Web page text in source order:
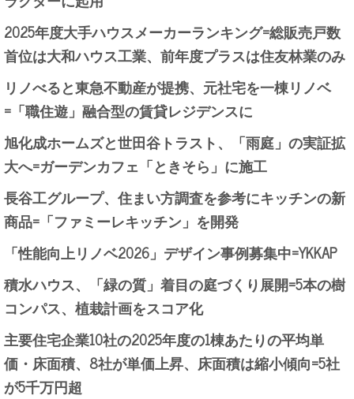
2025年度大手ハウスメーカーランキング=総販売戸数
首位は大和ハウス工業、前年度プラスは住友林業のみ
リノべると東急不動産が提携、元社宅を一棟リノベ
=「職住遊」融合型の賃貸レジデンスに
旭化成ホームズと世田谷トラスト、「雨庭」の実証拡
大へ=ガーデンカフェ「ときそら」に施工
長谷工グループ、住まい方調査を参考にキッチンの新
商品=「ファミーレキッチン」を開発
「性能向上リノベ2026」デザイン事例募集中=YKKAP
積水ハウス、「緑の質」着目の庭づくり展開=5本の樹
コンパス、植栽計画をスコア化
主要住宅企業10社の2025年度の1棟あたりの平均単
価・床面積、8社が単価上昇、床面積は縮小傾向=5社
が5千万円超